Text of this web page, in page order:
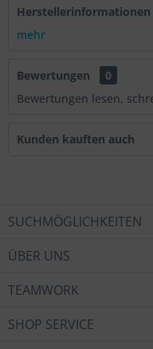
Herstellerinformationen
mehr
Bewertungen
0
Bewertungen lesen,
Kunden kauften auch
SUCHMÖGLICHKEITEN
ÜBER UNS
TEAMWORK
SHOP SERVICE